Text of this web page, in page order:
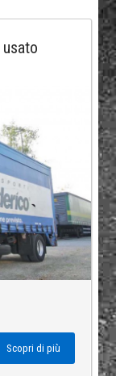
Scopri di più